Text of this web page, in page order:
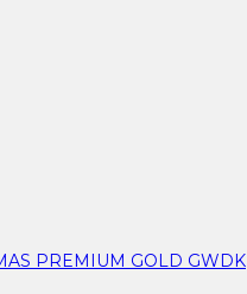
PREMIUM GOLD GWDK